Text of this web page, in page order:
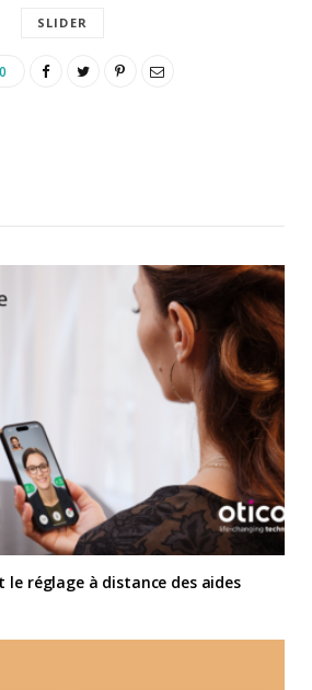
SLIDER
0
réglage à distance des aides